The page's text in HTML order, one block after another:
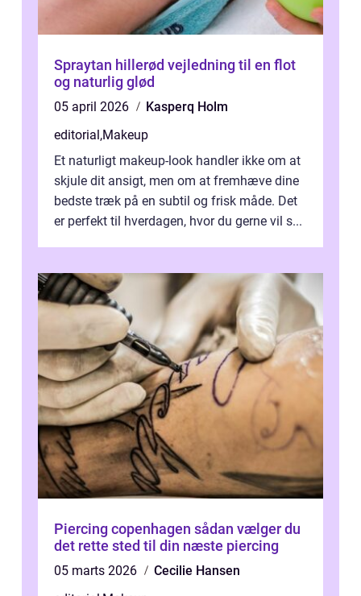
Spraytan hillerød vejledning til en flot
og naturlig glød
05 april 2026
Kasperq Holm
editorial,Makeup
Et naturligt makeup-look handler ikke om at
skjule dit ansigt, men om at fremhæve dine
bedste træk på en subtil og frisk måde. Det
er perfekt til hverdagen, hvor du gerne vil s...
Piercing copenhagen sådan vælger du
det rette sted til din næste piercing
05 marts 2026
Cecilie Hansen